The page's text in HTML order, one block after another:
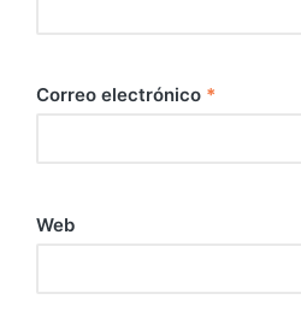
Correo electrónico *
Web